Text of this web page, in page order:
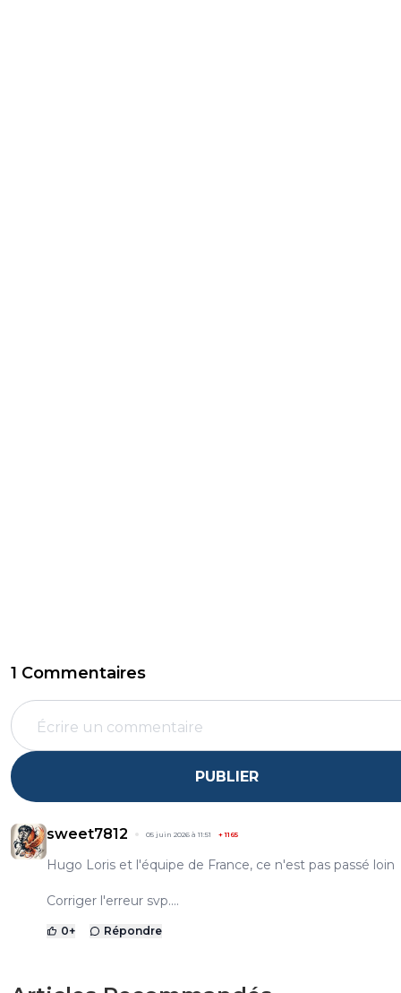
1 Commentaires
PUBLIER
sweet7812 05 juin 2026 à 11:51 +1165
Hugo Loris et l'équipe de France, ce n'est pas passé loin
Corriger l'erreur svp....
0+ Répondre